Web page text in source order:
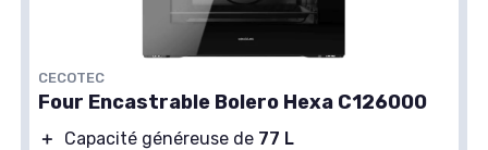
CECOTEC
Four Encastrable Bolero Hexa C126000
＋ Capacité généreuse de 77 L